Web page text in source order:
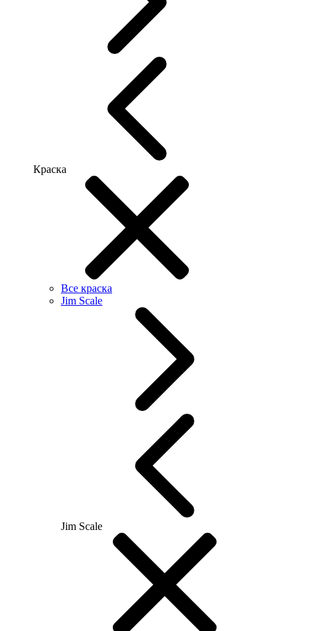
Краска
Все краска
Jim Scale
Jim Scale